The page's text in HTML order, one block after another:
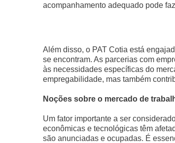
acompanhamento adequado pode
Além disso, o PAT Cotia está
se encontram. As parcerias com
às necessidades específicas do
empregabilidade, mas também
Noções sobre o mercado de
Um fator importante a ser
econômicas e tecnológicas têm
são anunciadas e ocupadas. É